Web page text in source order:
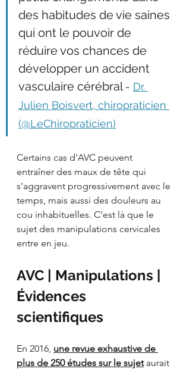
des habitudes de vie saines
qui ont le pouvoir de
réduire vos chances de
développer un accident
vasculaire cérébral - Dr.
Julien Boisvert, chiropraticien
(@LeChiropraticien)
Certains cas d'AVC peuvent
entraîner des maux de tête qui
s'aggravent progressivement avec le
temps, mais aussi des douleurs au
cou inhabituelles. C'est là que le
sujet des manipulations cervicales
entre en jeu.
AVC | Manipulations |
Évidences
scientifiques
En 2016, une revue exhaustive de
plus de 250 études sur le sujet aurait